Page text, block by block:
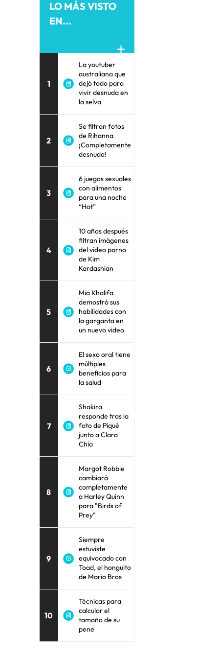
LO MÁS VISTO
EN...
1
La youtuber
australiana que
dejó todo para
vivir desnuda en
la selva
2
Se filtran fotos
de Rihanna
¡Completamente
desnuda!
3
6 juegos sexuales
con alimentos
para una noche
“Hot”
4
10 años después
filtran imágenes
del vídeo porno
de Kim
Kardashian
5
Mia Khalifa
demostró sus
habilidades con
la garganta en
un nuevo video
6
El sexo oral tiene
múltiples
beneficios para
la salud
7
Shakira
responde tras la
foto de Piqué
junto a Clara
Chía
8
Margot Robbie
cambiará
completamente
a Harley Quinn
para "Birds of
Prey"
9
Siempre
estuviste
equivocado con
Toad, el honguito
de Mario Bros
10
Técnicas para
calcular el
tamaño de su
pene